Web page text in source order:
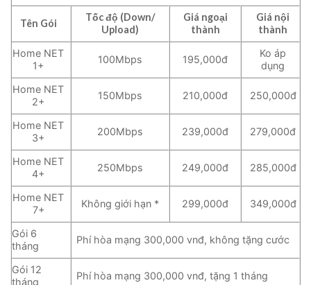
Tên Gói
Tốc độ (Down/
Upload)
Giá ngoại
thành
Giá nội
thành
Home NET
1+
100Mbps 195,000đ
Ko áp
dụng
Home NET
2+
150Mbps 210,000đ 250,000đ
Home NET
3+
200Mbps 239,000đ 279,000đ
Home NET
4+
250Mbps 249,000đ 285,000đ
Home NET
7+
Không giới hạn * 299,000đ 349,000đ
Gói 6
tháng
Phí hòa mạng 300,000 vnđ, không tặng cước
Gói 12
tháng
Phí hòa mạng 300,000 vnđ, tặng 1 tháng